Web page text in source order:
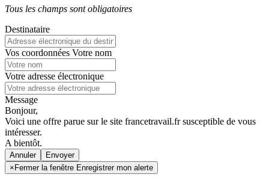
Tous les champs sont obligatoires
Destinataire
Vos coordonnées Votre nom
Votre adresse électronique
Message
Bonjour,
Voici une offre parue sur le site francetravail.fr susceptible de vous
intéresser.
A bientôt.
Annuler
× Fermer la fenêtre Enregistrer mon alerte